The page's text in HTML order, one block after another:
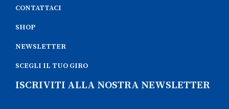
CONTATTACI
SHOP
NEWSLETTER
SCEGLI IL TUO GIRO
ISCRIVITI ALLA NOSTRA NEWSLETTER